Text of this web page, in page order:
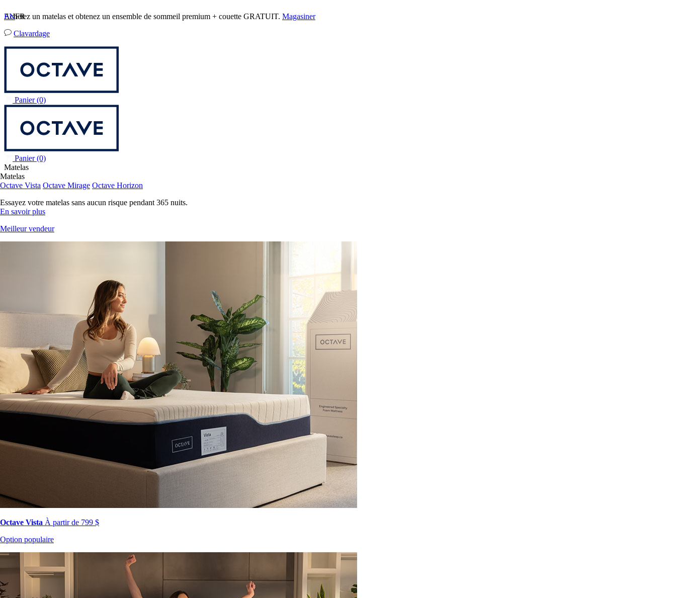
Achetez un matelas et obtenez un ensemble de sommeil premium + couette GRATUIT. Magasiner
ENFR
Clavardage
Panier (0)
Panier (0)
Matelas
Matelas
Octave Vista Octave Mirage Octave Horizon
Essayez votre matelas sans aucun risque pendant 365 nuits.
En savoir plus
Meilleur vendeur
Octave Vista À partir de 799 $
Option populaire